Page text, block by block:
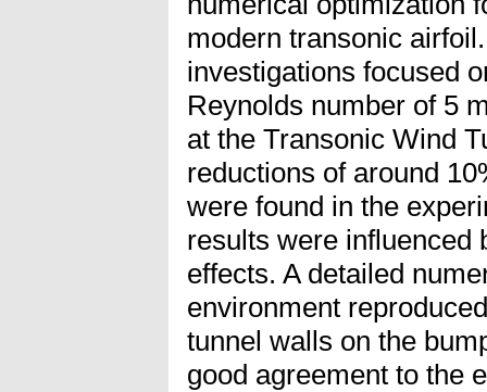
modern transonic
investigations focused
Reynolds number of 5
at the Transonic Wind
reductions of around
were found in the
results were influenced
effects. A detailed
environment
tunnel walls on the
good agreement to the